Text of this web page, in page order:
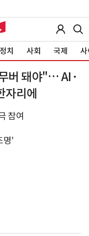
정치 사회 국제 사
버 돼야"… AI·
자리에
참여
명'